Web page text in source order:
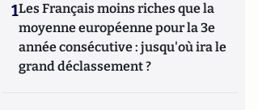
1Les Français moins riches que la
moyenne européenne pour la 3e
année consécutive : jusqu'où ira le
grand déclassement ?